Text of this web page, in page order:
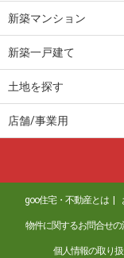
岡山県岡山市北区今
岡山県倉敷市大島
住
専有
間取
岡山県倉敷市西阿
新築マンション
新築一戸建て
土地を探す
店舗/事業用
goo住宅・不動産とは
物件に関するお問合せの
個人情報の取り